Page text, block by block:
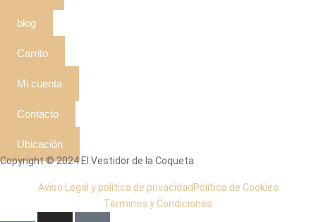
blog
Carrito
Mi cuenta
Contacto
Ubicación
Copyright © 2024 El Vestidor de la Coqueta
Aviso Legal y política de privacidad Política de Cookies
Términos y Condiciones